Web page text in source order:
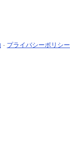
- プライバシーポリシー